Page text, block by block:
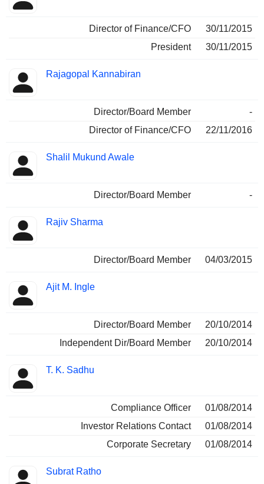
Director of Finance/CFO
30/11/2015
President
30/11/2015
Rajagopal Kannabiran
Director/Board Member
-
Director of Finance/CFO
22/11/2016
Shalil Mukund Awale
Director/Board Member -
Rajiv Sharma
Director/Board Member 04/03/2015
Ajit M. Ingle
Director/Board Member
20/10/2014
Independent Dir/Board Member
20/10/2014
T. K. Sadhu
Compliance Officer
01/08/2014
Investor Relations Contact
01/08/2014
Corporate Secretary
01/08/2014
Subrat Ratho